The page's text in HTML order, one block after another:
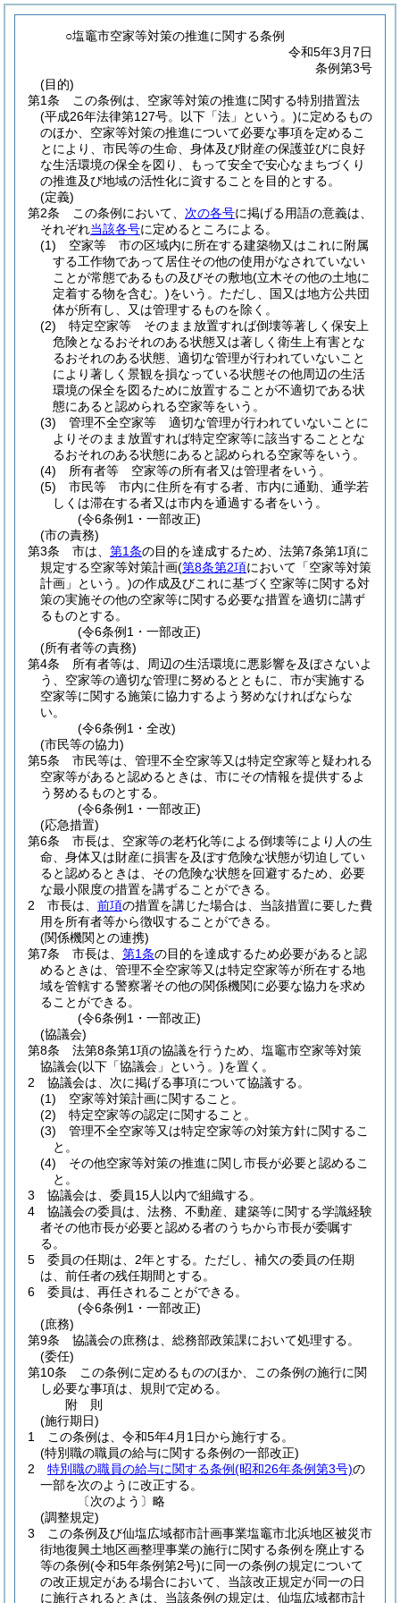
○塩竈市空家等対策の推進に関する条例
令和5年3月7日
条例第3号
(目的)
第1条
この条例は、空家等対策の推進に関する特別措置法
(平成26年法律第127号。以下「法」という。)に定めるもの
のほか、空家等対策の推進について必要な事項を定めるこ
とにより、市民等の生命、身体及び財産の保護並びに良好
な生活環境の保全を図り、もって安全で安心なまちづくり
の推進及び地域の活性化に資することを目的とする。
(定義)
第2条
この条例において、 次の各号に掲げる用語の意義は、
それぞれ当該各号に定めるところによる。
(1)
空家等 市の区域内に所在する建築物又はこれに附属
する工作物であって居住その他の使用がなされていない
ことが常態であるもの及びその敷地(立木その他の土地に
定着する物を含む。)をいう。 ただし、国又は地方公共団
体が所有し、又は管理するものを除く。
(2)
特定空家等 そのまま放置すれば倒壊等著しく保安上
危険となるおそれのある状態又は著しく衛生上有害とな
るおそれのある状態、適切な管理が行われていないこと
により著しく景観を損なっている状態その他周辺の生活
環境の保全を図るために放置することが不適切である状
態にあると認められる空家等をいう。
(3)
管理不全空家等 適切な管理が行われていないことに
よりそのまま放置すれば特定空家等に該当することとな
るおそれのある状態にあると認められる空家等をいう。
(4)
所有者等 空家等の所有者又は管理者をいう。
(5)
市民等 市内に住所を有する者、市内に通勤、通学若
しくは滞在する者又は市内を通過する者をいう。
(令6条例1・一部改正)
(市の責務)
第3条
市は、 第1条の目的を達成するため、法第7条第1項に
規定する空家等対策計画(第8条第2項において「空家等対策
計画」という。)の作成及びこれに基づく空家等に関する対
策の実施その他の空家等に関する必要な措置を適切に講ず
るものとする。
(令6条例1・一部改正)
(所有者等の責務)
第4条
所有者等は、周辺の生活環境に悪影響を及ぼさないよ
う、空家等の適切な管理に努めるとともに、市が実施する
空家等に関する施策に協力するよう努めなければならな
い。
(令6条例1・全改)
(市民等の協力)
第5条
市民等は、管理不全空家等又は特定空家等と疑われる
空家等があると認めるときは、市にその情報を提供するよ
う努めるものとする。
(令6条例1・一部改正)
(応急措置)
第6条
市長は、空家等の老朽化等による倒壊等により人の生
命、身体又は財産に損害を及ぼす危険な状態が切迫してい
ると認めるときは、その危険な状態を回避するため、必要
な最小限度の措置を講ずることができる。
2
市長は、 前項の措置を講じた場合は、当該措置に要した費
用を所有者等から徴収することができる。
(関係機関との連携)
第7条
市長は、 第1条の目的を達成するため必要があると認
めるときは、管理不全空家等又は特定空家等が所在する地
域を管轄する警察署その他の関係機関に必要な協力を求め
ることができる。
(令6条例1・一部改正)
(協議会)
第8条
法第8条第1項の協議を行うため、塩竈市空家等対策
協議会(以下「協議会」という。)を置く。
2
協議会は、次に掲げる事項について協議する。
(1)
空家等対策計画に関すること。
(2)
特定空家等の認定に関すること。
(3)
管理不全空家等又は特定空家等の対策方針に関するこ
と。
(4)
その他空家等対策の推進に関し市長が必要と認めるこ
と。
3
協議会は、委員15人以内で組織する。
4
協議会の委員は、法務、不動産、建築等に関する学識経験
者その他市長が必要と認める者のうちから市長が委嘱す
る。
5
委員の任期は、2年とする。 ただし、補欠の委員の任期
は、前任者の残任期間とする。
6
委員は、再任されることができる。
(令6条例1・一部改正)
(庶務)
第9条
協議会の庶務は、総務部政策課において処理する。
(委任)
第10条
この条例に定めるもののほか、この条例の施行に関
し必要な事項は、規則で定める。
附 則
(施行期日)
1
この条例は、令和5年4月1日から施行する。
(特別職の職員の給与に関する条例の一部改正)
2
特別職の職員の給与に関する条例(昭和26年条例第3号)の
一部を次のように改正する。
〔次のよう〕略
(調整規定)
3
この条例及び仙塩広域都市計画事業塩竈市北浜地区被災市
街地復興土地区画整理事業の施行に関する条例を廃止する
等の条例(令和5年条例第2号)に同一の条例の規定について
の改正規定がある場合において、当該改正規定が同一の日
に施行されるときは、当該条例の規定は、仙塩広域都市計